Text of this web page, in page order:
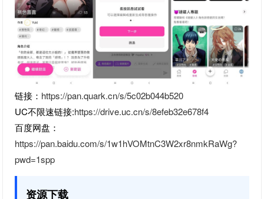
链接： https://pan.quark.cn/s/5c02b044b520
UC不限速链接:https://drive.uc.cn/s/8efeb32e678f4
百度网盘：
https://pan.baidu.com/s/1w1hVOMtnC3W2xr8nmkRaWg?
pwd=1spp
资源下载